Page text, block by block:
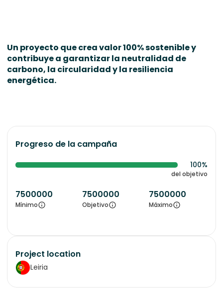
Un proyecto que crea valor 100% sostenible y
contribuye a garantizar la neutralidad de
carbono, la circularidad y la resiliencia
energética.
Progreso de la campaña
100%
del objetivo
7500000
Mínimo
7500000
Objetivo
7500000
Máximo
Project location
Leiria